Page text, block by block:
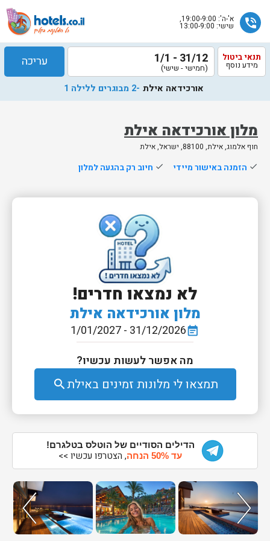
phone_in_talk א'-ה': 19:00-9:00,
שישי: 13:00-9:00
מלון אורכידאה אילת
חוף אלמוג, אילת, 88100, ישראל, אילת
תנאי ביטול
מידע נוסף 31/12 - 1/1
(חמישי - שישי) עריכה
אורכידאה אילת -2 מבוגרים ללילה 1
done הזמנה באישור מיידי done חיוב רק בהגעה למלון
לא נמצאו חדרים!
מלון אורכידאה אילת
event_note
31/12/2026 - 1/01/2027
מה אפשר לעשות עכשיו?
תמצאו לי מלונות זמינים באילתsearch
הדילים הסודיים של הוטלס בטלגרם!
עד 50% הנחה
, הצטרפו עכשיו >>
שלח